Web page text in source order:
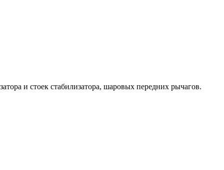
и стоек стабилизатора, шаровых передних рычагов.